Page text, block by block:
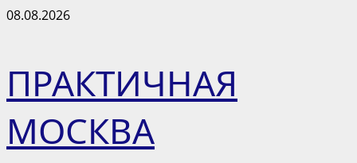
Перейти
08.08.2026
ПРАКТИЧНАЯ
МОСКВА